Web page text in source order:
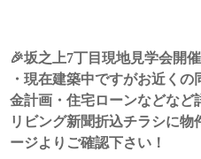
🎉坂之上7丁目現地見学会開催
・現在建築中ですがお近く
金計画・住宅ローンなどなど
リビング新聞折込チラシに
ージよりご確認下さい！